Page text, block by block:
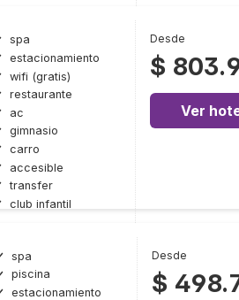
spa
estacionamiento
wifi (gratis)
restaurante
ac
gimnasio
carro
accesible
transfer
club infantil
Desde
$
Ver
spa
piscina
estacionamiento
Desde
$